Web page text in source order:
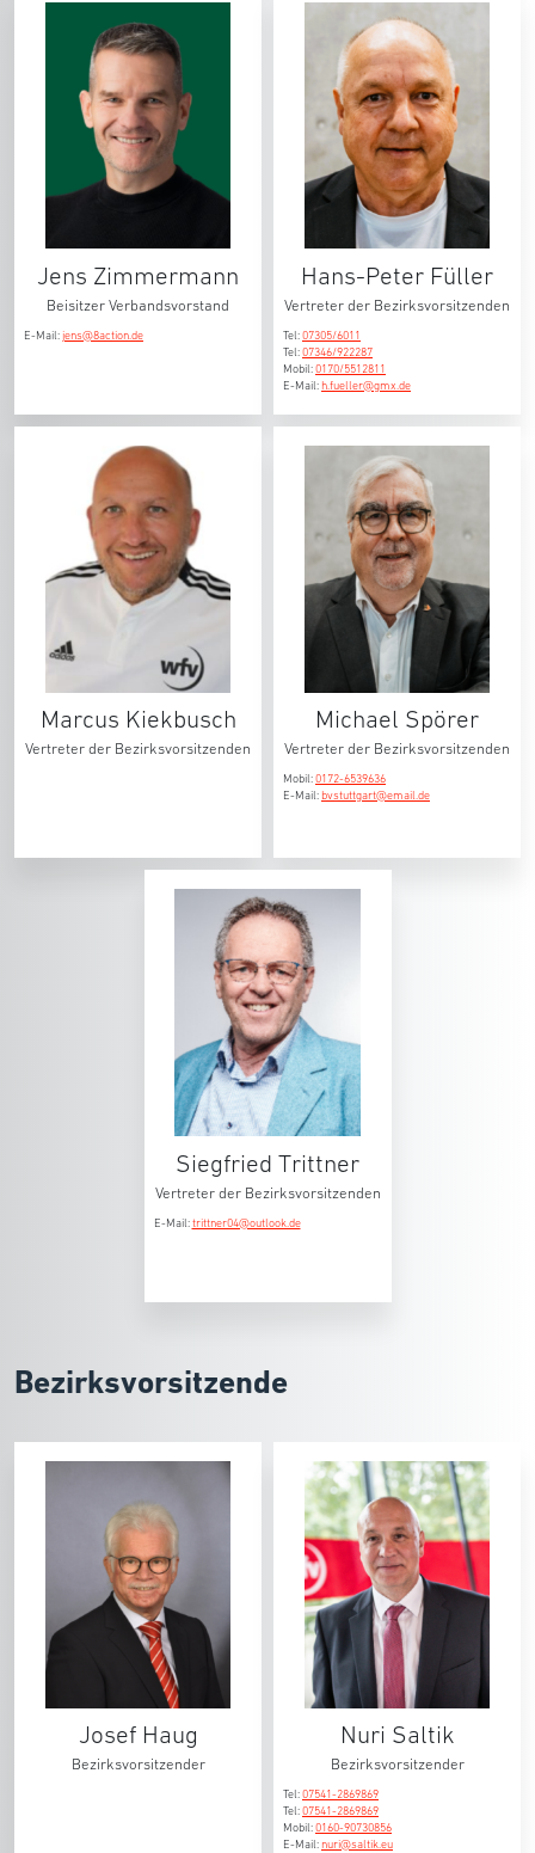
Jens Zimmermann
Beisitzer Verbandsvorstand
E-Mail:jens@8action.de
Hans-Peter Füller
Vertreter der Bezirksvorsitzenden
Tel:07305/6011
Tel:07346/922287
Mobil:0170/5512811
E-Mail: h.fueller@gmx.de
Marcus Kiekbusch
Vertreter der Bezirksvorsitzenden
Michael Spörer
Vertreter der Bezirksvorsitzenden
Mobil:0172-6539636
E-Mail: bvstuttgart@email.de
Siegfried Trittner
Vertreter der Bezirksvorsitzenden
E-Mail:trittner04@outlook.de
Bezirksvorsitzende
Josef Haug
Bezirksvorsitzender
Nuri Saltik
Bezirksvorsitzender
Tel:07541-2869869
Tel:07541-2869869
Mobil:0160-90730856
E-Mail: nuri@saltik.eu